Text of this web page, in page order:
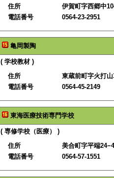
住所
伊賀町字西郷中
電話番号
0564-23-2951
亀岡製陶
( 学校教材 )
住所
東蔵前町字火打
電話番号
0564-45-2149
東海医療技術専門学校
( 専修学校（医療） )
住所
美合町字平端
電話番号
0564-57-1551